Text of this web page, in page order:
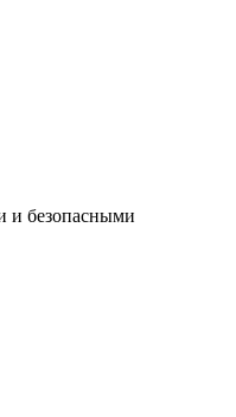
и безопасными